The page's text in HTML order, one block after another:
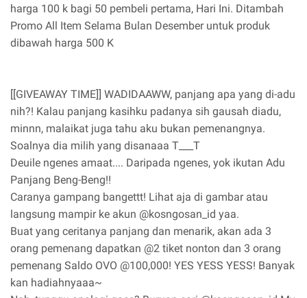
harga 100 k bagi 50 pembeli pertama, Hari Ini. Ditambah
Promo All Item Selama Bulan Desember untuk produk
dibawah harga 500 K
[[GIVEAWAY TIME]] WADIDAAWW, panjang apa yang di-adu
nih?! Kalau panjang kasihku padanya sih gausah diadu,
minnn, malaikat juga tahu aku bukan pemenangnya.
Soalnya dia milih yang disanaaa T___T
Deuile ngenes amaat.... Daripada ngenes, yok ikutan Adu
Panjang Beng-Beng!!
Caranya gampang bangettt! Lihat aja di gambar atau
langsung mampir ke akun @kosngosan_id yaa.
Buat yang ceritanya panjang dan menarik, akan ada 3
orang pemenang dapatkan @2 tiket nonton dan 3 orang
pemenang Saldo OVO @100,000! YES YESS YESS! Banyak
kan hadiahnyaaa~